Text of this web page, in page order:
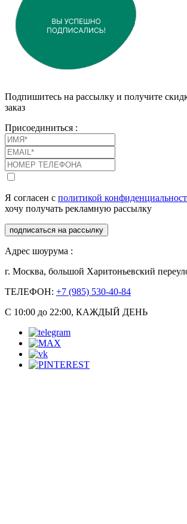
Подпишитесь на рассылку и получите
заказ
Присоединиться :
Я согласен с политикой
хочу получать рекламную рассылку
подписаться на рассылку
Адрес шоурума :
г. Москва, большой Харитоньевский
ТЕЛЕФОН: +7 (985) 530-40-84
С 10:00 до 22:00, КАЖДЫЙ ДЕНЬ